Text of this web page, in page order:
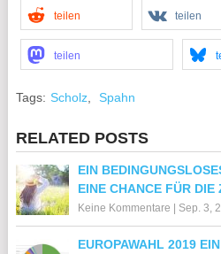
teilen teilen
teilen
Tags: Scholz, Spahn
RELATED POSTS
EIN
EINE CHANCE FÜR DIE
Keine Kommentare Sep. 3,
EUROPAWAHL 2019